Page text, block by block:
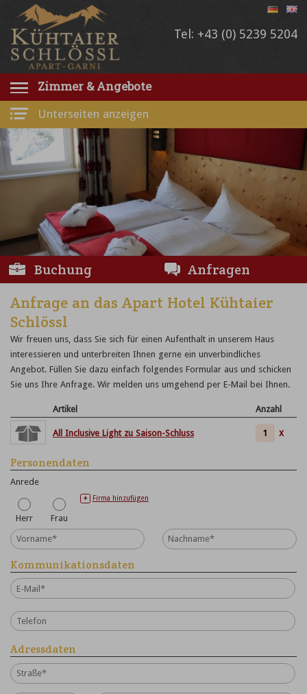
Tel: +43 (0) 5239 5204
Zimmer & Angebote
Unterseiten anzeigen
Buchung Anfragen
Anfrage an das Apart Hotel Kühtaier
Schlössl
Wir freuen uns, dass Sie sich für einen Aufenthalt in unserem Haus
interessieren und unterbreiten Ihnen gerne ein unverbindliches
Angebot. Füllen Sie dazu einfach folgendes Formular aus und schicken
Sie uns Ihre Anfrage. Wir melden uns umgehend per E-Mail bei Ihnen.
Artikel Anzahl
All Inclusive Light zu Saison-Schluss x
Personendaten
Anrede
Herr Frau
+ Firma hinzufügen
Kommunikationsdaten
Adressdaten